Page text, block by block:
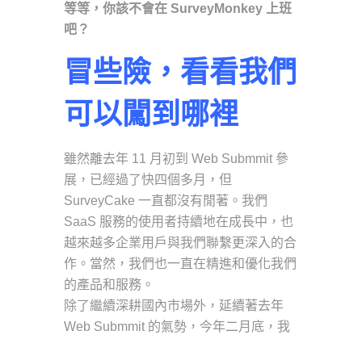
等等，你該不會在 SurveyMonkey 上班
吧？
冒些險，看看我們
可以闖到哪裡
雖然離去年 11 月初到 Web Submmit 參
展，已經過了快四個多月，但
SurveyCake 一直都沒有閒著。我們
SaaS 服務的使用者持續地在成長中，也
越來越多企業用戶與我們聯繫更深入的合
作。當然，我們也一直在精進和優化我們
的產品和服務。
除了繼續深耕國內市場外，延續著去年
Web Submmit 的氣勢，今年二月底，我